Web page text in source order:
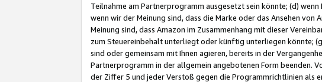
Teilnahme am Partnerprogramm ausgesetzt sein könnte; (d)
wenn wir der Meinung sind, dass die Marke oder das Ansehen
Meinung sind, dass Amazon im Zusammenhang mit dieser
zum Steuereinbehalt unterliegt oder künftig unterliegen könnte;
sind oder gemeinsam mit Ihnen agieren, bereits in der
Partnerprogramm in der allgemein angebotenen Form beenden.
der Ziffer 5 und jeder Verstoß gegen die Programmrichtlinien als